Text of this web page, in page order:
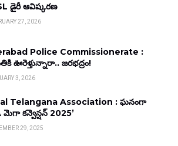
డైరీ ఆవిష్కరణ
27, 2026
Police Commissionerate :
ఊరెళ్తున్నారా.. జరభద్రం!
3, 2026
Telangana Association : ఘనంగా
మెగా కన్వెన్షన్ 2025’
29, 2025